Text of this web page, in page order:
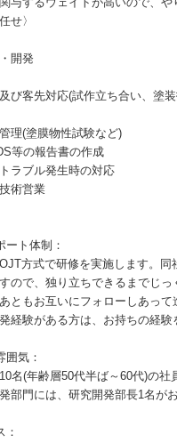
せ〉
開発
び客先対応(試作立ち合い、塗
理(塗膜物性試験など)
等の報告書の作成
ラブル発生時の対応
術営業
ート体制：
方式で研修を実施します。
ので、独り立ちできるまでじっ
ともお互いにフォローしあっ
経験がある方は、お持ちの経
囲気：
名(年齢層50代半ば～60代)の社
部門には、研究開発部長1名が
：